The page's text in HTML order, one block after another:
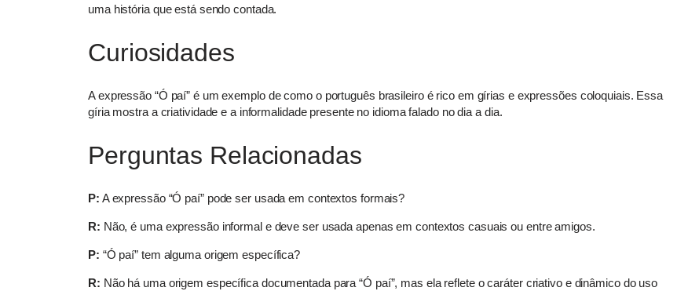
uma história que está sendo contada.
Curiosidades
A expressão “Ó paí” é um exemplo de como o português brasileiro é rico em gírias e expressões coloquiais. Essa
gíria mostra a criatividade e a informalidade presente no idioma falado no dia a dia.
Perguntas Relacionadas
P: A expressão “Ó paí” pode ser usada em contextos formais?
R: Não, é uma expressão informal e deve ser usada apenas em contextos casuais ou entre amigos.
P: “Ó paí” tem alguma origem específica?
R: Não há uma origem específica documentada para “Ó paí”, mas ela reflete o caráter criativo e dinâmico do uso